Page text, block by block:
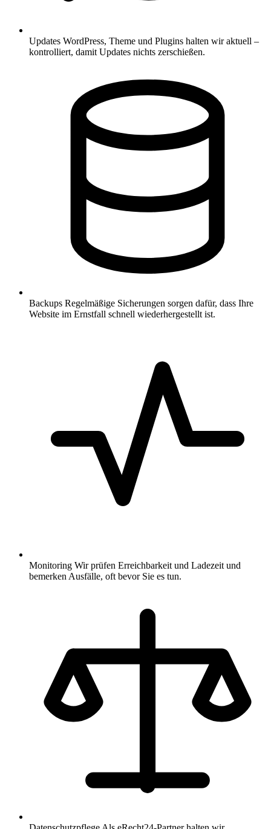
Updates WordPress, Theme und Plugins halten wir aktuell –
kontrolliert, damit Updates nichts zerschießen.
Backups Regelmäßige Sicherungen sorgen dafür, dass Ihre
Website im Ernstfall schnell wiederhergestellt ist.
Monitoring Wir prüfen Erreichbarkeit und Ladezeit und
bemerken Ausfälle, oft bevor Sie es tun.